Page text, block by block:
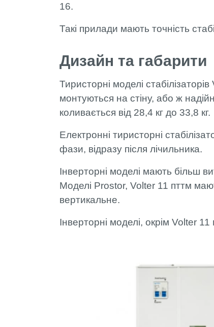
16.
Такі прилади мають точність
Дизайн та габарити
Тиристорні моделі
монтуються на стіну, або ж
коливається від 28,4 кг до 33,8 кг.
Електронні тиристорні
фази, відразу після лічильника.
Інверторні моделі мають більш
Моделі Prostor, Volter 11 пттм
вертикальне.
Інверторні моделі, окрім Volter